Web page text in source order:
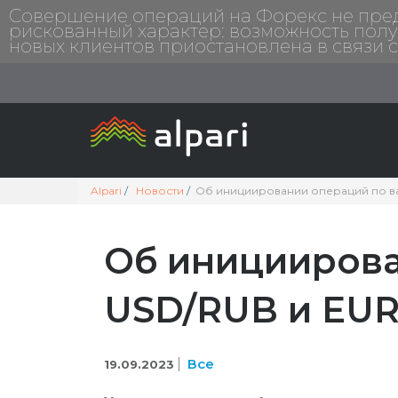
Совершение операций на Форекс не
рискованный характер: возможность
новых клиентов приостановлена в связи
Alpari Новости Об инициировании операций по
Об
USD/RUB и
19.09.2023 Все